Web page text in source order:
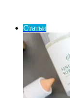
Статьи